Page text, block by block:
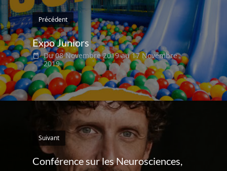
Précédent
Expo Juniors
Du 08 Novembre 2019 au 17 Novembre
2019
Suivant
Conférence sur les Neurosciences,